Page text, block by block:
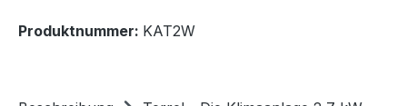
Produktnummer: KAT2W